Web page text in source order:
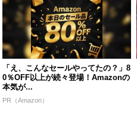
「え、こんなセールやってたの？」8
0％OFF以上が続々登場！Amazonの
本気が...
PR（Amazon）